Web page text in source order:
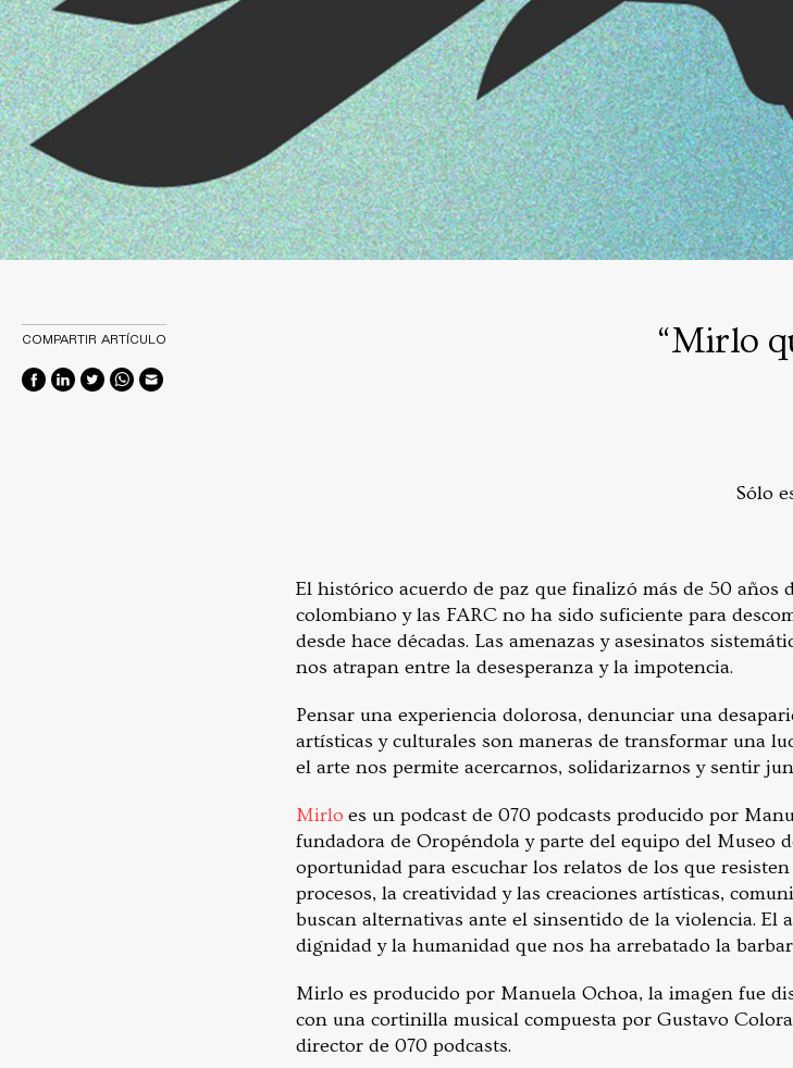
“Mirlo
Sólo
El histórico acuerdo de paz que finalizó más de 50 años
colombiano y las FARC no ha sido suficiente para
desde hace décadas. Las amenazas y asesinatos
nos atrapan entre la desesperanza y la impotencia.
Pensar una experiencia dolorosa, denunciar una
artísticas y culturales son maneras de transformar una
el arte nos permite acercarnos, solidarizarnos y sentir
Mirlo es un podcast de 070 podcasts producido por
fundadora de Oropéndola y parte del equipo del Museo
oportunidad para escuchar los relatos de los que
procesos, la creatividad y las creaciones artísticas,
buscan alternativas ante el sinsentido de la violencia. El
dignidad y la humanidad que nos ha arrebatado la
Mirlo es producido por Manuela Ochoa, la imagen fue
con una cortinilla musical compuesta por Gustavo
director de 070 podcasts.
COMPARTIR ARTÍCULO